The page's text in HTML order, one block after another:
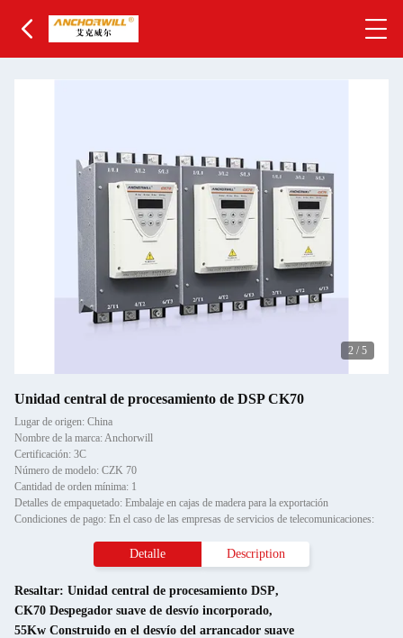
2 / 5
Unidad central de procesamiento de DSP CK70
Lugar de origen: China
Nombre de la marca: Anchorwill
Certificación: 3C
Número de modelo: CZK 70
Cantidad de orden mínima: 1
Detalles de empaquetado: Embalaje en cajas de madera para la exportación
Condiciones de pago: En el caso de las empresas de servicios de telecomunicaciones:
Detalle Description
Resaltar: Unidad central de procesamiento DSP,
CK70 Despegador suave de desvío incorporado,
55Kw Construido en el desvío del arrancador suave